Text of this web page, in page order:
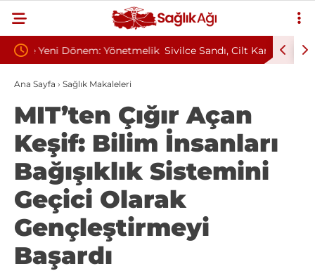
Sivilce Sandı, Cilt Kanseri Çıktı: Ameliyattan 60
Dikişle Uyandı
Baş
Ana Sayfa › Sağlık Makaleleri
MIT’ten Çığır Açan
Keşif: Bilim İnsanları
Bağışıklık Sistemini
Geçici Olarak
Gençleştirmeyi
Başardı